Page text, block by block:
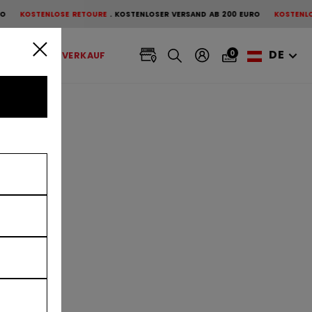
RETOURE KOSTENLOSER VERSAND AB 200 EUROKOSTENLOSE RETOURE
BANDY AUSVERKAUF 0 DE